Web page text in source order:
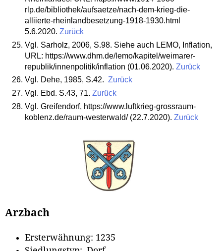
rlp.de/bibliothek/aufsaetze/nach-dem-krieg-die-
alliierte-rheinlandbesetzung-1918-1930.html
5.6.2020. Zurück
Vgl. Sarholz, 2006, S.98. Siehe auch LEMO, Inflation,
URL: https://www.dhm.de/lemo/kapitel/weimarer-
republik/innenpolitik/inflation (01.06.2020). Zurück
Vgl. Dehe, 1985, S.42. Zurück
Vgl. Ebd. S.43, 71. Zurück
Vgl. Greifendorf, https://www.luftkrieg-grossraum-
koblenz.de/raum-westerwald/ (22.7.2020). Zurück
Arzbach
Ersterwähnung: 1235